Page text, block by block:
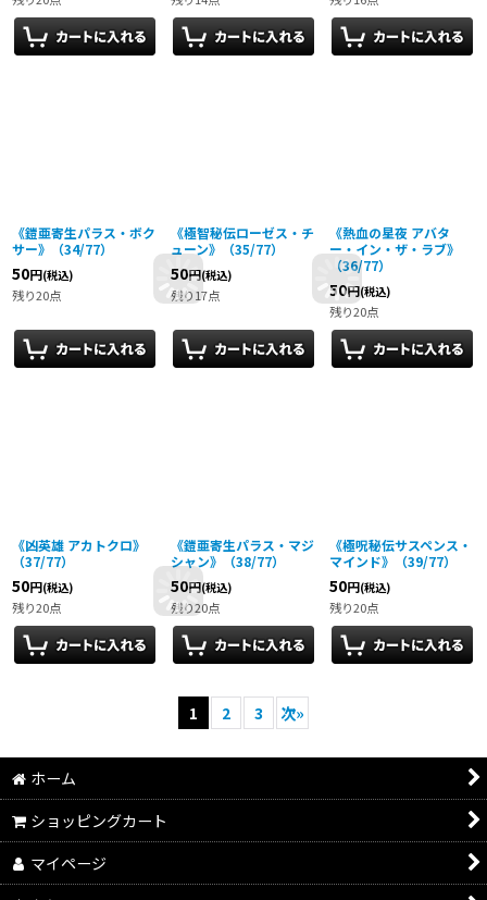
《鎧亜寄生パラス・ボク
サー》（34/77）
50円(税込)
残り20点
《極智秘伝ローゼス・チ
ューン》（35/77）
50円(税込)
残り17点
《熱血の星夜 アバタ
ー・イン・ザ・ラブ》
（36/77）
50円(税込)
残り20点
《凶英雄 アカトクロ》
（37/77）
50円(税込)
残り20点
《鎧亜寄生パラス・マジ
シャン》（38/77）
50円(税込)
残り20点
《極呪秘伝サスペンス・
マインド》（39/77）
50円(税込)
残り20点
1 2 3 次»
ホーム
ショッピングカート
マイページ